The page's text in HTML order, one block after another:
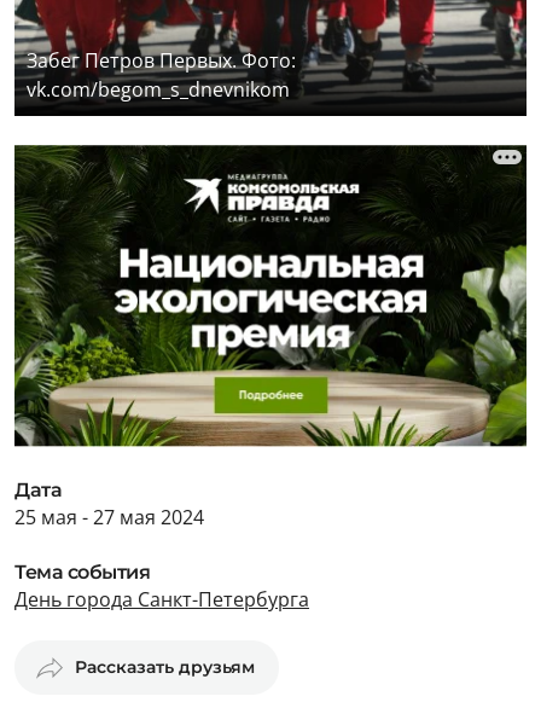
Забег Петров Первых. Фото:
vk.com/begom_s_dnevnikom
Дата
25 мая - 27 мая 2024
Тема события
День города Санкт-Петербурга
Рассказать друзьям